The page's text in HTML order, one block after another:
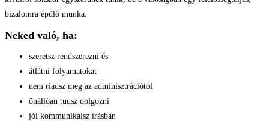
bizalomra épülő munka.
Neked való, ha:
szeretsz rendszerezni és
átlátni folyamatokat
nem riadsz meg az adminisztrációtól
önállóan tudsz dolgozni
jól kommunikálsz írásban